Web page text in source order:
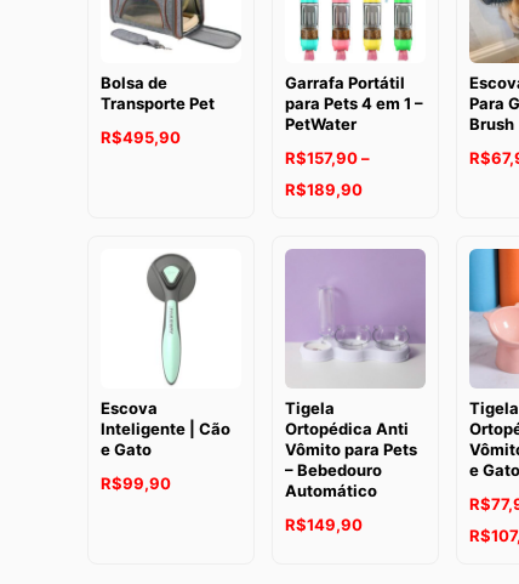
Bolsa de
Transporte Pet
R$495,90
Garrafa Portátil
para Pets 4 em 1 –
PetWater
R$157,90 –
R$189,90Faixa
preço:
R$189,90
Para
Brush
R$
Escova
Inteligente | Cão
e Gato
R$99,90
Tigela
Ortopédica Anti
Vômito para Pets
– Bebedouro
Automático
R$149,90
Tigela
e
R$
R$